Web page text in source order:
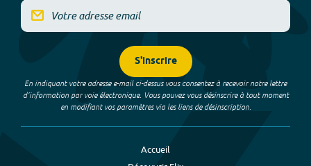
S'inscrire
En indiquant votre adresse e-mail ci-dessus vous consentez à recevoir notre lettre
d’information par voie électronique. Vous pouvez vous désinscrire à tout moment
en modifiant vos paramètres via les liens de désinscription.
Accueil